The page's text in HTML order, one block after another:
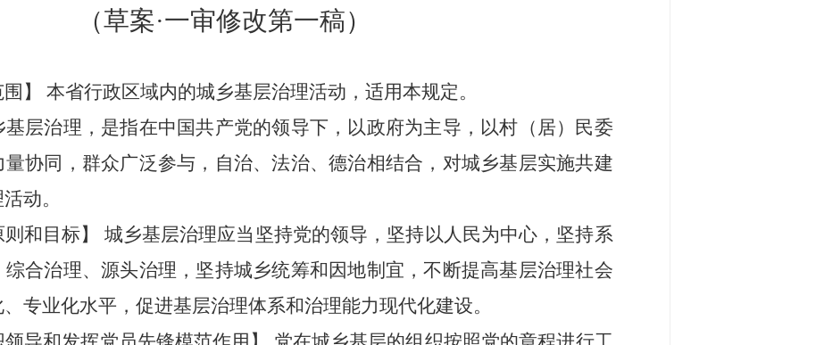
（草案·一审修改第一稿）
】 本省行政区域内的城乡基层治理活动 ，适用本规定。
基层治理，是指在中国共产党的领导下， 以政府为主导，以村（居）民委
量协同，群众广泛参与，自治、法治、德治相结合，对城乡基层实施共建
动。
则和目标】 城乡基层治理应当坚持党的领导 ， 坚持以人民为中心，坚持系
合治理、源头治理，坚持城乡统筹和因地制宜，不断提高基层治理社会
专业化水平， 促进基层治理体系和治理能力现代化建设。